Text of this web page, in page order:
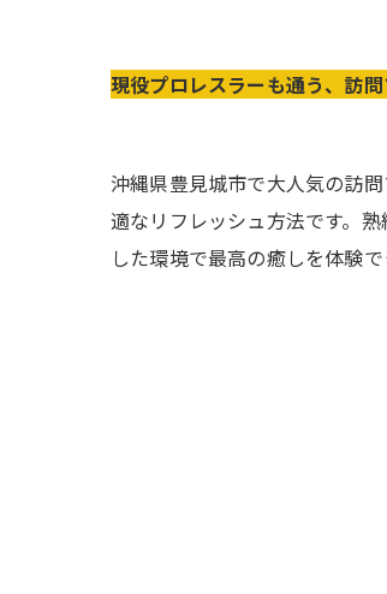
現役プロレスラーも通う、訪
沖縄県豊見城市で大人気の訪
適なリフレッシュ方法です。
した環境で最高の癒しを体験